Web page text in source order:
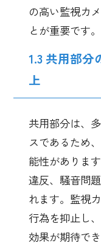
の高い監視カ
とが重要です。
1.3 共用部分
上
共用部分は、
スであるため
能性がありま
違反、騒音問
れます。監視
行為を抑止し
効果が期待で